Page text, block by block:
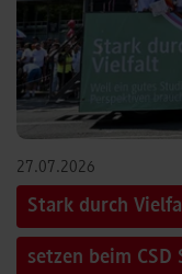
27.07.2026
Stark durch
setzen beim